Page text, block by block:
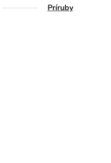
Príruby